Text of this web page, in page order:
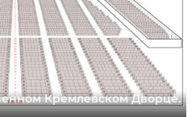
Кремлевском Дворце.